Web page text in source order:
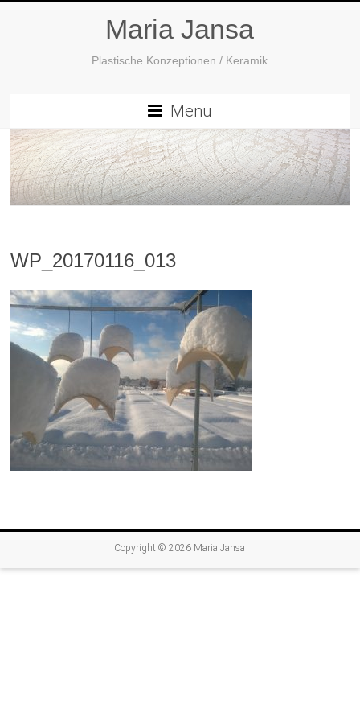
Maria Jansa
Plastische Konzeptionen / Keramik
Menu
WP_20170116_013
Copyright © 2026 Maria Jansa